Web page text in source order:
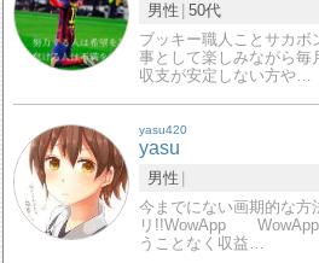
男性 50代
ブッキー職人ことサカ
事として楽しみながら毎
収支が安定しない方や…
yasu420
yasu
男性
今までにない画期的な方
リ!!WowApp WowApp
うことなく収益…